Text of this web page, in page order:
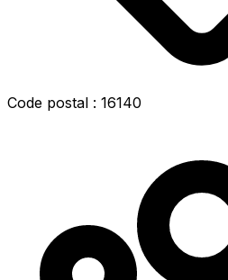
Code postal : 16140